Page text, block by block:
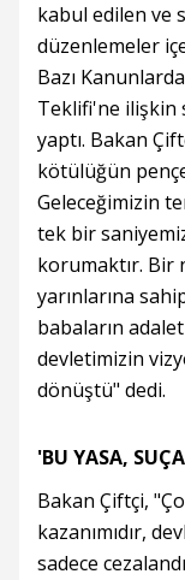
kabul edilen ve
düzenlemeler
Bazı
Teklifi'ne ilişkin
yaptı. Bakan
kötülüğün
Geleceğimizin
tek bir
korumaktır. Bir
yarınlarına
babaların
devletimizin
dönüştü" dedi.
'BU YASA,
Bakan Çiftçi,
kazanımıdır,
sadece